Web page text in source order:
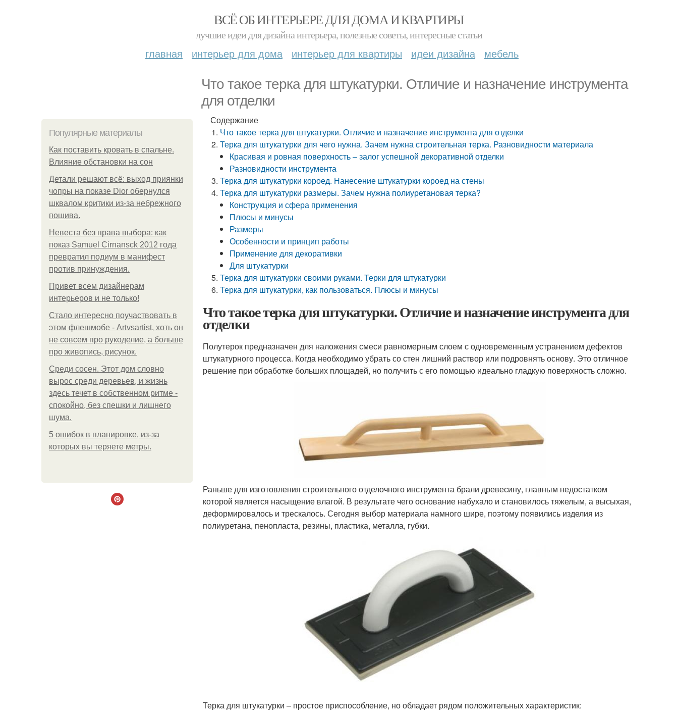
ВСЁ ОБ ИНТЕРЬЕРЕ ДЛЯ ДОМА И КВАРТИРЫ
лучшие идеи для дизайна интерьера, полезные советы, интересные статьи
главная интерьер для дома интерьер для квартиры идеи дизайна мебель
Что такое терка для штукатурки. Отличие и назначение инструмента
для отделки
Популярные материалы
Как поставить кровать в спальне.
Влияние обстановки на сон
Детали решают всё: выход приянки
чопры на показе Dior обернулся
шквалом критики из-за небрежного
пошива.
Невеста без права выбора: как
показ Samuel Cirnansck 2012 года
превратил подиум в манифест
против принуждения.
Привет всем дизайнерам
интерьеров и не только!
Стало интересно поучаствовать в
этом флешмобе - Artvsartist, хоть он
не совсем про рукоделие, а больше
про живопись, рисунок.
Среди сосен. Этот дом словно
вырос среди деревьев, и жизнь
здесь течет в собственном ритме -
спокойно, без спешки и лишнего
шума.
5 ошибок в планировке, из-за
которых вы теряете метры.
Содержание
Что такое терка для штукатурки. Отличие и назначение инструмента для отделки
Терка для штукатурки для чего нужна. Зачем нужна строительная терка. Разновидности материала
Красивая и ровная поверхность – залог успешной декоративной отделки
Разновидности инструмента
Терка для штукатурки короед. Нанесение штукатурки короед на стены
Терка для штукатурки размеры. Зачем нужна полиуретановая терка?
Конструкция и сфера применения
Плюсы и минусы
Размеры
Особенности и принцип работы
Применение для декоративки
Для штукатурки
Терка для штукатурки своими руками. Терки для штукатурки
Терка для штукатурки, как пользоваться. Плюсы и минусы
Что такое терка для штукатурки. Отличие и назначение инструмента для
отделки
Полутерок предназначен для наложения смеси равномерным слоем с одновременным устранением дефектов
штукатурного процесса. Когда необходимо убрать со стен лишний раствор или подровнять основу. Это отличное
решение при обработке больших площадей, но получить с его помощью идеально гладкую поверхность сложно.
Раньше для изготовления строительного отделочного инструмента брали древесину, главным недостатком
которой является насыщение влагой. В результате чего основание набухало и становилось тяжелым, а высыхая,
деформировалось и трескалось. Сегодня выбор материала намного шире, поэтому появились изделия из
полиуретана, пенопласта, резины, пластика, металла, губки.
Терка для штукатурки – простое приспособление, но обладает рядом положительных характеристик: